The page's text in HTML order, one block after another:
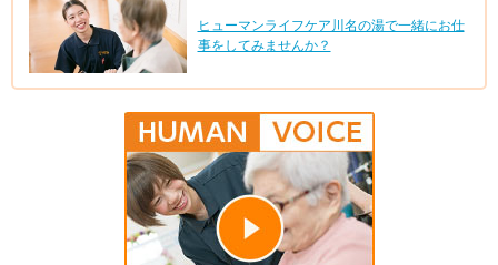
ヒューマンライフケア川名の湯で一緒にお仕
事をしてみませんか？